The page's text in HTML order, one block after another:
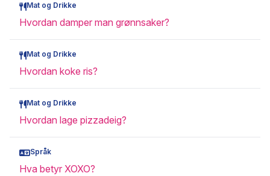
Mat og Drikke
Hvordan damper man grønnsaker?
Mat og Drikke
Hvordan koke ris?
Mat og Drikke
Hvordan lage pizzadeig?
Språk
Hva betyr XOXO?